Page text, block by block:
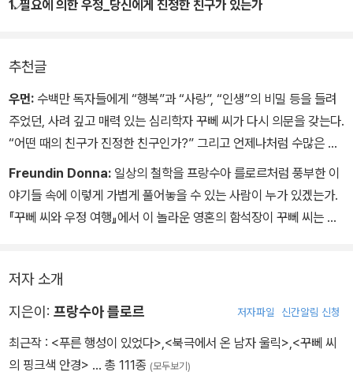
꾸뻬 씨의 절친한 친구 에두아르가 어마어마한 돈을 가지고 흔적도
없이 사라져버리고, 꾸뻬 씨가 위험에 처한 친구를 구하기 위해 여행
을 떠나면서 이야기는 시작된다. 여행을 시작하기 전부터 정신과 의
사인 주인공은 우정과 인간관계에 대해 고민을 안고 진료실을 찾아온
운 시간을 가지기 점점 더 힘들어지게 되면서 우정에 관한 고민을 새
로이 시작한다.
를 구하고자 하는 우정으로 뭉치게 되면서 우정의 연대감에 대한 근
본적인 미묘한 차이를 깨달아 간다.
1. 필요에 의한 우정_당신에게 진정한 친구가 있는가
추천글
우먼: 수백만 독자들에게 “행복”과 “사랑”, “인생”의 비밀 등을 들려
주었던, 사려 깊고 매력 있는 심리학자 꾸뻬 씨가 다시 의문을 갖는다.
“어떤 때의 친구가 진정한 친구인가?” 그리고 언제나처럼 수많은 모
험을 하게 된다.
Freundin Donna: 일상의 철학을 프랑수아 를로르처럼 풍부한 이
야기들 속에 이렇게 가볍게 풀어놓을 수 있는 사람이 누가 있겠는가.
『꾸뻬 씨와 우정 여행』에서 이 놀라운 영혼의 함석장이 꾸뻬 씨는 동
는 신(伸)도 있다. 어쨌든 그들은 각자 서로와 친하다. 매력적이지 않
은가!
저자 소개
지은이: 프랑수아 를로르 저자파일 신간알림 신청
최근작 : <푸른 행성이 있었다>,<북극에서 온 남자 울릭>,<꾸뻬 씨
의 핑크색 안경> … 총 111종 (모두보기)